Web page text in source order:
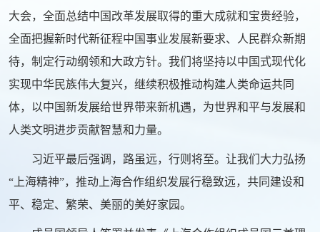
大会，全面总结中国改革发展取得的重大成就和宝贵经验，
全面把握新时代新征程中国事业发展新要求、人民群众新期
待，制定行动纲领和大政方针。我们将坚持以中国式现代化
实现中华民族伟大复兴，继续积极推动构建人类命运共同
体，以中国新发展给世界带来新机遇，为世界和平与发展和
人类文明进步贡献智慧和力量。
习近平最后强调，路虽远，行则将至。让我们大力弘扬
“上海精神”，推动上海合作组织发展行稳致远，共同建设和
平、稳定、繁荣、美丽的美好家园。